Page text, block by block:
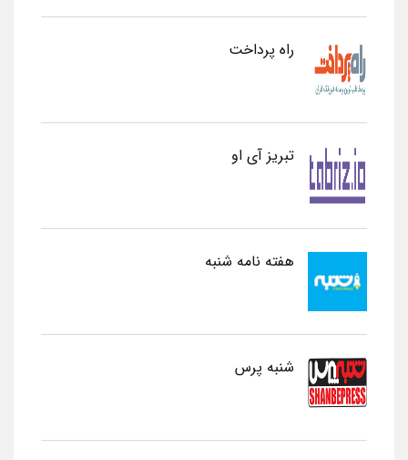
راه پرداخت
تبریز آی او
هفته نامه شنبه
شنبه پرس